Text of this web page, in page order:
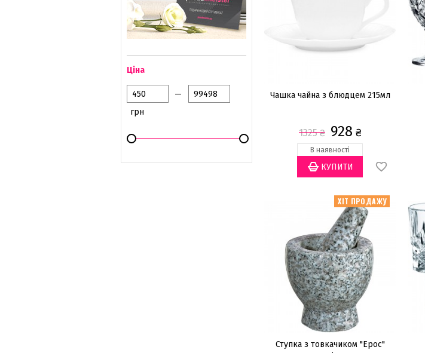
Ціна
—
грн
Чашка чайна з блюдцем 215мл
1325₴ 928 ₴
В наявності
ХІТ ПРОДАЖУ
Ступка з товкачиком "Ерос"